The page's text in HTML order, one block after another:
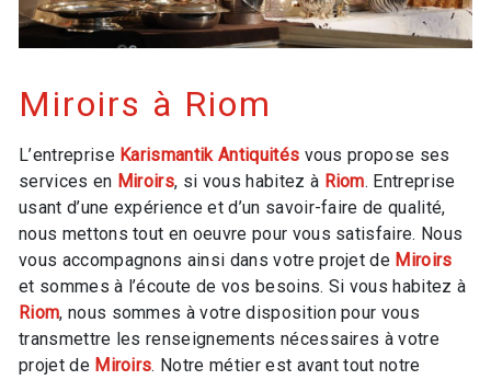
Miroirs à Riom
L’entreprise Karismantik Antiquités vous propose ses
services en Miroirs, si vous habitez à Riom. Entreprise
usant d’une expérience et d’un savoir-faire de qualité,
nous mettons tout en oeuvre pour vous satisfaire. Nous
vous accompagnons ainsi dans votre projet de Miroirs
et sommes à l’écoute de vos besoins. Si vous habitez à
Riom, nous sommes à votre disposition pour vous
transmettre les renseignements nécessaires à votre
projet de Miroirs. Notre métier est avant tout notre